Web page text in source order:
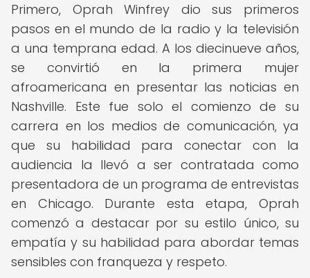
Primero, Oprah Winfrey dio sus primeros
pasos en el mundo de la radio y la televisión
a una temprana edad. A los diecinueve años,
se convirtió en la primera mujer
afroamericana en presentar las noticias en
Nashville. Este fue solo el comienzo de su
carrera en los medios de comunicación, ya
que su habilidad para conectar con la
audiencia la llevó a ser contratada como
presentadora de un programa de entrevistas
en Chicago. Durante esta etapa, Oprah
comenzó a destacar por su estilo único, su
empatía y su habilidad para abordar temas
sensibles con franqueza y respeto.